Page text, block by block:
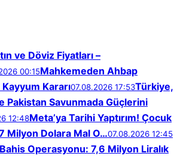
ve Döviz Fiyatları –
00:15Mahkemeden Ahbap
Kararı07.08.2026 17:53Türkiye,
Pakistan Savunmada Güçlerini
12:48Meta’ya Tarihi Yaptırım! Çocuk
Milyon Dolara Mal O…07.08.2026 12:45
Bahis Operasyonu: 7,6 Milyon Liralık